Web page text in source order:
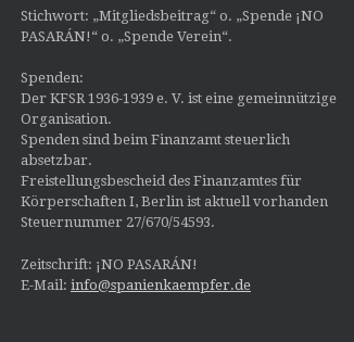
Stichwort: „Mitgliedsbeitrag“ o. „Spende ¡NO
PASARÁN!“ o. „Spende Verein“.
Spenden:
Der KFSR 1936-1939 e. V. ist eine gemeinnützige
Organisation.
Spenden sind beim Finanzamt steuerlich
absetzbar.
Freistellungsbescheid des Finanzamtes für
Körperschaften I, Berlin ist aktuell vorhanden
Steuernummer 27/670/54593.
Zeitschrift: ¡NO PASARÁN!
E-Mail: info@spanienkaempfer.de